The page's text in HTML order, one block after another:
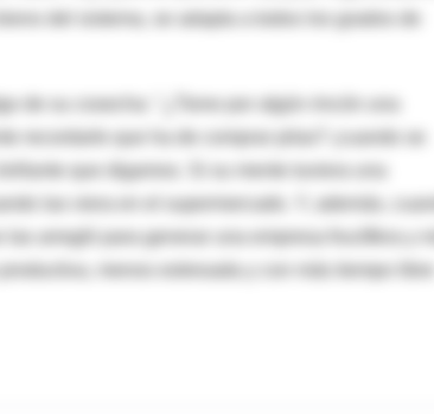
del sistema, se adapta a todos los grados de
de su cosecha: "¿Tiene por algún rincón una
recordarle que ha de comprar pilas? ¡cuando se
que digamos. Si su mente tuviera una
las viera en el supermercado. Y, además,
arregló para generar una empresa fructífera y
menos estresada y con más tiempo libre